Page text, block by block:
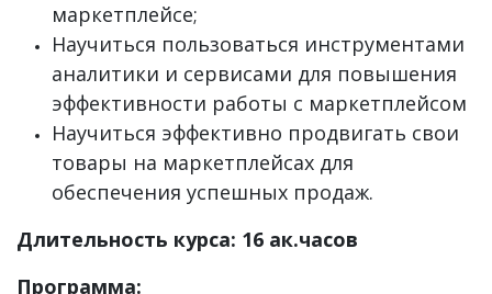
маркетплейсе;
Научиться пользоваться инструментами
аналитики и сервисами для повышения
эффективности работы с маркетплейсом
Научиться эффективно продвигать свои
товары на маркетплейсах для
обеспечения успешных продаж.
Длительность курса: 16 ак.часов
Программа: